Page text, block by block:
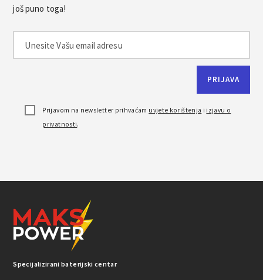
još puno toga!
Prijavom na newsletter prihvaćam uvjete korištenja i izjavu o
privatnosti.
Specijalizirani baterijski centar